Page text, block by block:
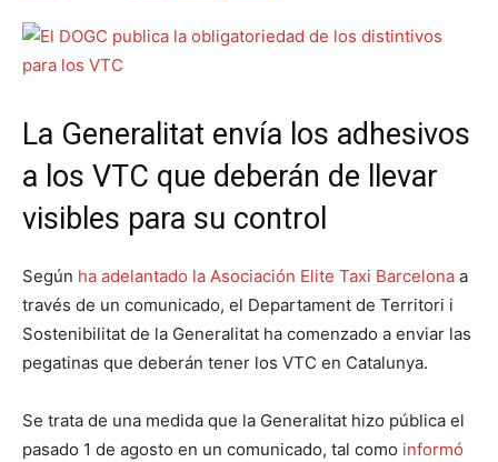
La Generalitat envía los adhesivos
a los VTC que deberán de llevar
visibles para su control
Según ha adelantado la Asociación Elite Taxi Barcelona a
través de un comunicado, el Departament de Territori i
Sostenibilitat de la Generalitat ha comenzado a enviar las
pegatinas que deberán tener los VTC en Catalunya.
Se trata de una medida que la Generalitat hizo pública el
pasado 1 de agosto en un comunicado, tal como informó